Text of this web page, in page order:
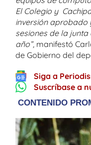
El Colegio y
inversión
sesiones de la
año”, manifestó
de Gobierno del
Siga a
Suscríbase a